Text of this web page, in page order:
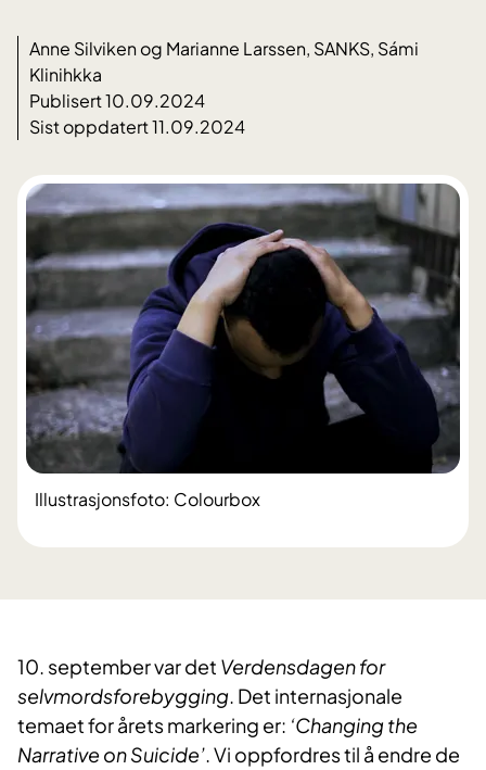
Anne Silviken og Marianne Larssen, SANKS, Sámi
Klinihkka
Publisert 10.09.2024
Sist oppdatert 11.09.2024
Illustrasjonsfoto: Colourbox
10. september var det Verdensdagen for
selvmordsforebygging. Det internasjonale
temaet for årets markering er: ‘Changing the
Narrative on Suicide’. Vi oppfordres til å endre de